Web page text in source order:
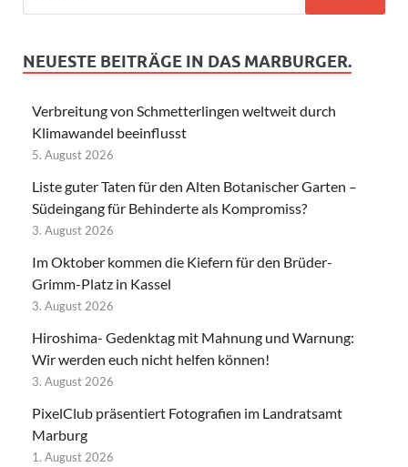
NEUESTE BEITRÄGE IN DAS MARBURGER.
Verbreitung von Schmetterlingen weltweit durch
Klimawandel beeinflusst
5. August 2026
Liste guter Taten für den Alten Botanischer Garten –
Südeingang für Behinderte als Kompromiss?
3. August 2026
Im Oktober kommen die Kiefern für den Brüder-
Grimm-Platz in Kassel
3. August 2026
Hiroshima- Gedenktag mit Mahnung und Warnung:
Wir werden euch nicht helfen können!
3. August 2026
PixelClub präsentiert Fotografien im Landratsamt
Marburg
1. August 2026